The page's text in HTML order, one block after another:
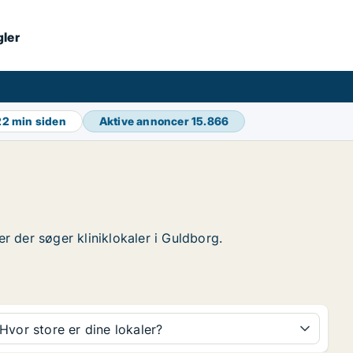
min siden Aktive annoncer15.866
der søger kliniklokaler i Guldborg.
Hvor store er dine lokaler?